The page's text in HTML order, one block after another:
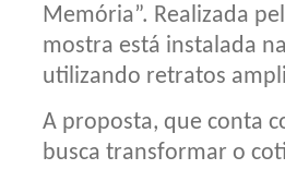
Memória”. Realizada
mostra está instalada
utilizando retratos
A proposta, que conta
busca transformar o